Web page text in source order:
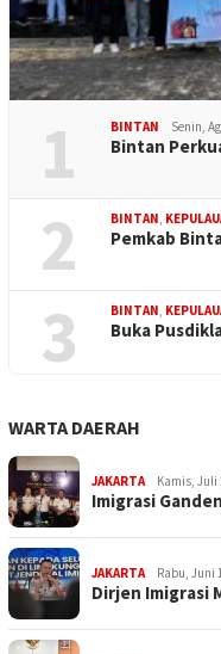
1 BINTAN Senin,
Bintan
2 BINTAN
Pemkab
3 BINTAN
Buka
WARTA DAERAH
JAKARTA Kamis, Juli
Imigrasi
JAKARTA Rabu, Juni
Dirjen Imigrasi